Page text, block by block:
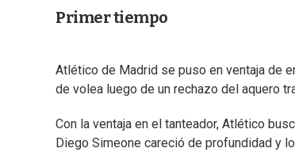
Primer tiempo
Atlético de Madrid se puso en ventaja de
de volea luego de un rechazo del aquero
Con la ventaja en el tanteador, Atlético
Diego Simeone careció de profundidad y